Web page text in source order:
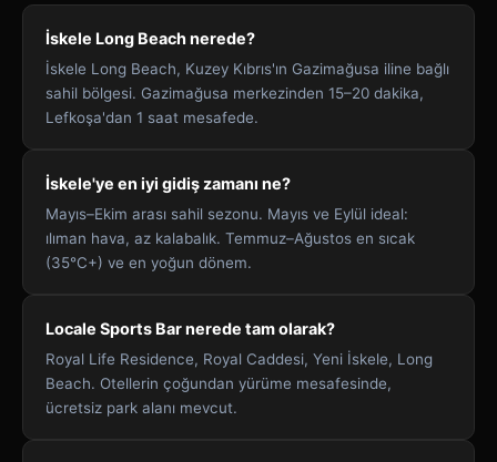
İskele Long Beach nerede?
İskele Long Beach, Kuzey Kıbrıs'ın Gazimağusa iline bağlı
sahil bölgesi. Gazimağusa merkezinden 15–20 dakika,
Lefkoşa'dan 1 saat mesafede.
İskele'ye en iyi gidiş zamanı ne?
Mayıs–Ekim arası sahil sezonu. Mayıs ve Eylül ideal:
ılıman hava, az kalabalık. Temmuz–Ağustos en sıcak
(35°C+) ve en yoğun dönem.
Locale Sports Bar nerede tam olarak?
Royal Life Residence, Royal Caddesi, Yeni İskele, Long
Beach. Otellerin çoğundan yürüme mesafesinde,
ücretsiz park alanı mevcut.